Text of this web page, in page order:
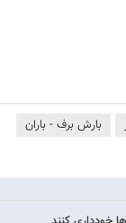
بارش برف - باران